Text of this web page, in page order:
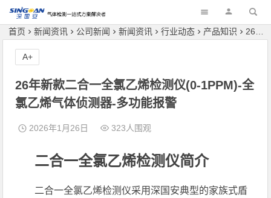
深国安
首页 新闻资讯 公司新闻 新闻资讯 行业动态 产品知识 26年新款二合一全氯乙烯检测仪(0-1PPM)-全氯乙烯气体侦测器-多功能报警
26年新款二合一全氯乙烯检测仪(0-1PPM)-全
氯乙烯气体侦测器-多功能报警
2026年1月26日 323人围观
二合一全氯乙烯检测仪简介
二合一全氯乙烯检测仪采用深国安典型的家族式盾
A+